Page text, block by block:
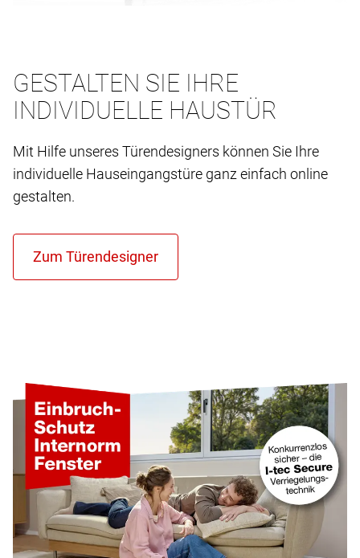
GESTALTEN SIE IHRE
INDIVIDUELLE HAUSTÜR
Mit Hilfe unseres Türendesigners können Sie Ihre
individuelle Hauseingangstüre ganz einfach online
gestalten.